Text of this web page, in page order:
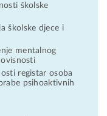
školske
školske djece i
mentalnog
registar osoba
psihoaktivnih